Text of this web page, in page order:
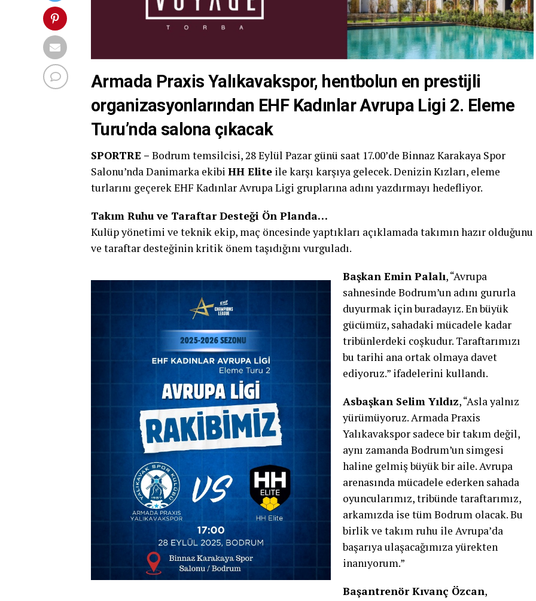
Armada Praxis Yalıkavakspor, hentbolun en prestijli
organizasyonlarından EHF Kadınlar Avrupa Ligi 2. Eleme
Turu’nda salona çıkacak
SPORTRE – Bodrum temsilcisi, 28 Eylül Pazar günü saat 17.00’de Binnaz Karakaya Spor
Salonu’nda Danimarka ekibi HH Elite ile karşı karşıya gelecek. Denizin Kızları, eleme
turlarını geçerek EHF Kadınlar Avrupa Ligi gruplarına adını yazdırmayı hedefliyor.
Takım Ruhu ve Taraftar Desteği Ön Planda…
Kulüp yönetimi ve teknik ekip, maç öncesinde yaptıkları açıklamada takımın hazır olduğunu
ve taraftar desteğinin kritik önem taşıdığını vurguladı.
Başkan Emin Palalı, “Avrupa
sahnesinde Bodrum’un adını gururla
duyurmak için buradayız. En büyük
gücümüz, sahadaki mücadele kadar
tribünlerdeki coşkudur. Taraftarımızı
bu tarihi ana ortak olmaya davet
ediyoruz.” ifadelerini kullandı.
Asbaşkan Selim Yıldız, “Asla yalnız
yürümüyoruz. Armada Praxis
Yalıkavakspor sadece bir takım değil,
aynı zamanda Bodrum’un simgesi
haline gelmiş büyük bir aile. Avrupa
arenasında mücadele ederken sahada
oyuncularımız, tribünde taraftarımız,
arkamızda ise tüm Bodrum olacak. Bu
birlik ve takım ruhu ile Avrupa’da
başarıya ulaşacağımıza yürekten
inanıyorum.”
Başantrenör Kıvanç Özcan,